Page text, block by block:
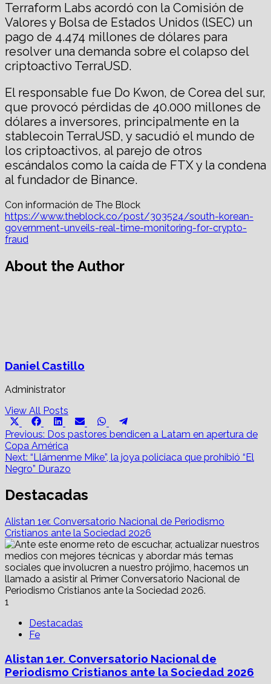
Terraform Labs acordó con la Comisión de
Valores y Bolsa de Estados Unidos (lSEC) un
pago de 4.474 millones de dólares para
resolver una demanda sobre el colapso del
criptoactivo TerraUSD.
El responsable fue Do Kwon, de Corea del sur,
que provocó pérdidas de 40.000 millones de
dólares a inversores, principalmente en la
stablecoin TerraUSD, y sacudió el mundo de
los criptoactivos, al parejo de otros
escándalos como la caída de FTX y la condena
al fundador de Binance.
Con información de The Block
https://www.theblock.co/post/303524/south-korean-
government-unveils-real-time-monitoring-for-crypto-
fraud
About the Author
Daniel Castillo
Administrator
View All Posts
Share
on
(Twitter)
Share
on
Facebook
Share
on
LinkedIn
Share
on
Email
Share
on
WhatsApp
on
Post
navigation
Previous: Dos pastores bendicen a Latam en apertura de
Copa América
Next: “Llámenme Mike”, la joya policiaca que prohibió “El
Negro” Durazo
Destacadas
Alistan 1er. Conversatorio Nacional de Periodismo
Cristianos ante la Sociedad 2026
1
Destacadas
Fe
Alistan 1er. Conversatorio Nacional de
Periodismo Cristianos ante la Sociedad 2026